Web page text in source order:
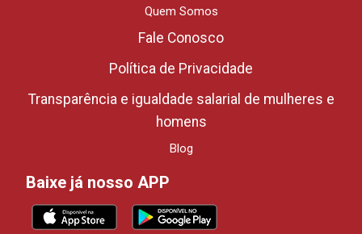
Quem Somos
Fale Conosco
Política de Privacidade
Transparência e igualdade salarial de mulheres e
homens
Blog
Baixe já nosso APP